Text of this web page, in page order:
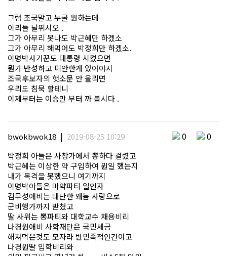
그럼 조국말고 누굴 원하는데
이리들 날뛰시오 .
그가 아무리 못나도 박근혜만 하겠소
그가 아무리 해먹어도 박정희만 하겠소.
이명박사기꾼도 대통령 시켰으면
뭔가 반성하고 미안한게 있어야지
조국후보자의 헛소문 안 올리면
우리도 침묵 할테니
이제부터는 이승만 부터 까 봅시다 .
bwokbwok18 | 2019-08-25 10:29 0 0
박정희 아들은 사창가에서 뽕하다 걸렸고
박근혜는 이상한 약 구입하여 뭔일 했는지
내가 목격을 못했으니 여기까지
이명박아들은 마약파티 일인자
김무성애비는 대단한 왜놈 사랑으로
군비행가까지 받쳤고
딸 사위는 뽕파티와 대학교수 채용비리
나경원애비 사학재단은 국민세금
해쳐먹은것도 모자라 반민족적인간이고
나경원딸 입학비리와